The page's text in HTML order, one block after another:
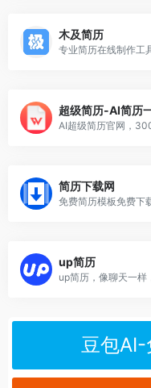
木及简历
专业简历在线制作工
超级简历-AI简历
AI超级简历官网，
简历下载网
免费简历模板免费下
up简历
豆包AI-